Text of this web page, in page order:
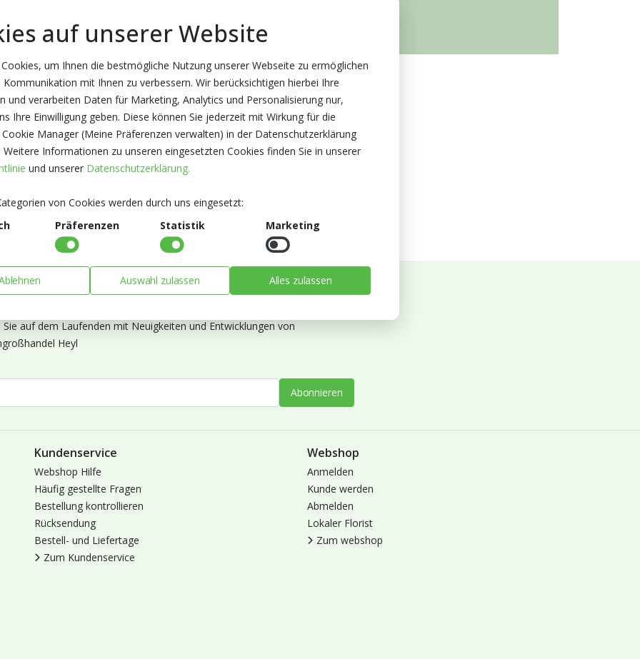
Sie unseren Newsletter
Sie auf dem Laufenden mit Neuigkeiten und Entwicklungen von
Heyl
Abonnieren
Kundenservice
Webshop Hilfe
Häufig gestellte Fragen
Bestellung kontrollieren
Rücksendung
Bestell- und Liefertage
Zum Kundenservice
Webshop
Anmelden
Kunde werden
Abmelden
Lokaler Florist
Zum webshop
auf unserer Website
um Ihnen die bestmögliche Nutzung unserer Webseite zu ermöglichen
Kommunikation mit Ihnen zu verbessern. Wir berücksichtigen hierbei Ihre
und verarbeiten Daten für Marketing, Analytics und Personalisierung nur,
Ihre Einwilligung geben. Diese können Sie jederzeit mit Wirkung für die
Manager (Meine Präferenzen verwalten) in der Datenschutzerklärung
Weitere Informationen zu unseren eingesetzten Cookies finden Sie in unserer
und unserer Datenschutzerklärung.
von Cookies werden durch uns eingesetzt:
Präferenzen Statistik Marketing
Auswahl zulassen Alles zulassen